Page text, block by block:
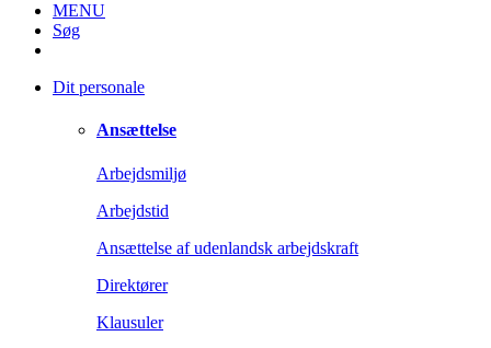
MENU
Søg
Dit personale
Ansættelse
Arbejdsmiljø
Arbejdstid
Ansættelse af udenlandsk arbejdskraft
Direktører
Klausuler